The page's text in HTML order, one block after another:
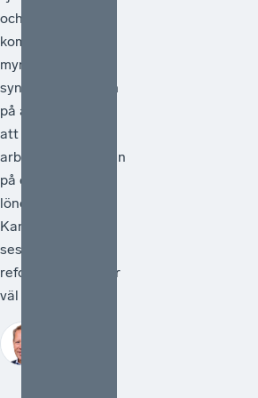
och med 1 juli
kommer statliga
myndigheter
synliggöra skatten
på arbete genom
att redovisa
arbetsgivaravgiften
på de anställdas
lönebesked.
Kanske kan detta
ses som en liten
reform, men den är
väl så viktig.